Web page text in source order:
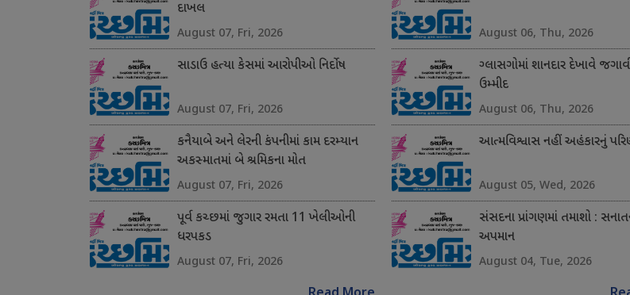
દાખલ
August 07, Fri, 2026
સાડાઉ હત્યા કેસમાં આરોપીઓ નિર્દોષ
August 07, Fri, 2026
કનૈયાબે અને લેરની કંપનીમાં કામ દરમ્યાન
અકસ્માતમાં બે શ્રમિકના મોત
August 07, Fri, 2026
પૂર્વ કચ્છમાં જુગાર રમતા 11 ખેલીઓની
ધરપકડ
August 07, Fri, 2026
August 06, Thu, 2026
ગ્લાસગોમાં શાનદાર દેખાવે
ઉમ્મીદ
August 06, Thu, 2026
આત્મવિશ્વાસ નહીં અહંકારનું
August 05, Wed, 2026
સંસદના પ્રાંગણમાં તમાશો :
અપમાન
August 04, Tue, 2026